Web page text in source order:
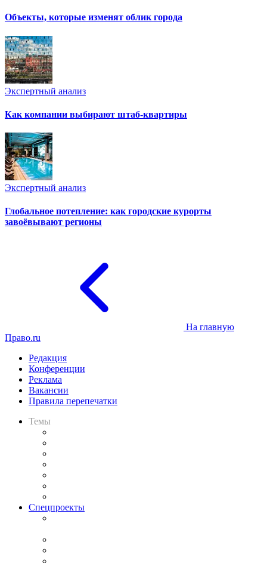
Объекты, которые изменят облик города
Экспертный анализ
Как компании выбирают штаб-квартиры
Экспертный анализ
Глобальное потепление: как городские курорты
завоёвывают регионы
На главную
Право.ru
Редакция
Конференции
Реклама
Вакансии
Правила перепечатки
Темы
Спецпроекты